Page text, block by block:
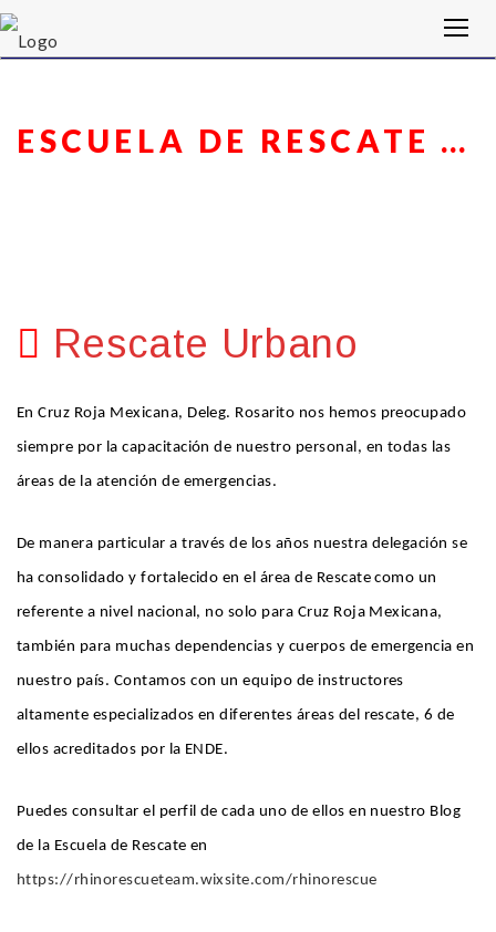
ESCUELA DE RESCATE URBANO
Rescate Urbano
En Cruz Roja Mexicana, Deleg. Rosarito nos hemos preocupado
siempre por la capacitación de nuestro personal, en todas las
áreas de la atención de emergencias.
De manera particular a través de los años nuestra delegación se
ha consolidado y fortalecido en el área de Rescate como un
referente a nivel nacional, no solo para Cruz Roja Mexicana,
también para muchas dependencias y cuerpos de emergencia en
nuestro país. Contamos con un equipo de instructores
altamente especializados en diferentes áreas del rescate, 6 de
ellos acreditados por la ENDE.
Puedes consultar el perfil de cada uno de ellos en nuestro Blog
de la Escuela de Rescate en
https://rhinorescueteam.wixsite.com/rhinorescue